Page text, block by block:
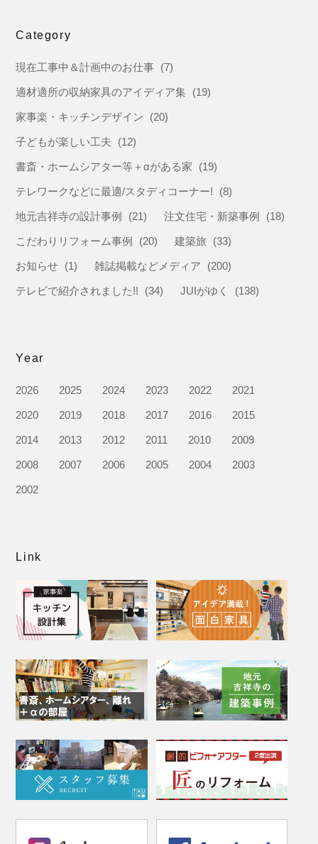
Category
現在工事中＆計画中のお仕事 (7)
適材適所の収納家具のアイディア集 (19)
家事楽・キッチンデザイン (20)
子どもが楽しい工夫 (12)
書斎・ホームシアター等＋αがある家 (19)
テレワークなどに最適/スタディコーナー! (8)
地元吉祥寺の設計事例 (21) 注文住宅・新築事例 (18)
こだわりリフォーム事例 (20) 建築旅 (33)
お知らせ (1) 雑誌掲載などメディア (200)
テレビで紹介されました!! (34) JUIがゆく (138)
Year
2026 2025 2024 2023 2022 2021
2020 2019 2018 2017 2016 2015
2014 2013 2012 2011 2010 2009
2008 2007 2006 2005 2004 2003
2002
Link